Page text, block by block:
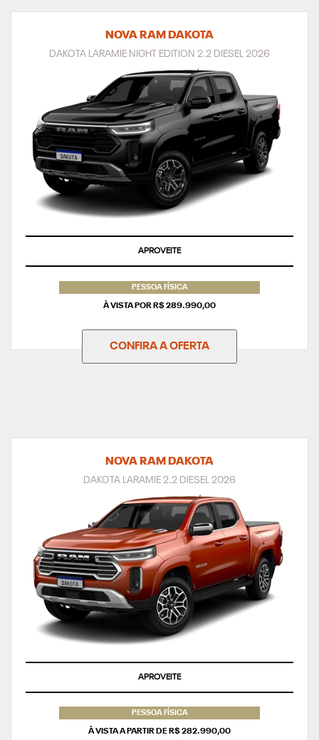
NOVA RAM DAKOTA
DAKOTA LARAMIE NIGHT EDITION 2.2 DIESEL 2026
APROVEITE
PESSOA FÍSICA
À VISTA POR R$ 289.990,00
CONFIRA A OFERTA
NOVA RAM DAKOTA
DAKOTA LARAMIE 2.2 DIESEL 2026
APROVEITE
PESSOA FÍSICA
À VISTA A PARTIR DE R$ 282.990,00